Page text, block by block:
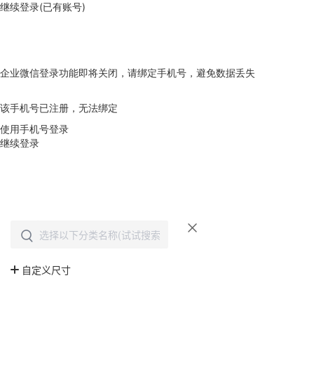
继续登录(已有账号)
企业微信登录功能即将关闭，请绑定手机号，避免数据丢失
该手机号已注册，无法绑定
使用手机号登录
继续登录